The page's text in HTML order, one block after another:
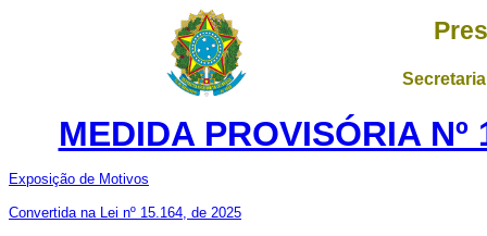
MEDIDA PROVISÓRIA
Exposição de Motivos
Convertida na Lei nº 15.164, de 2025